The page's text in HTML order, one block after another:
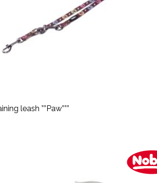
”Training leash ””Paw”””